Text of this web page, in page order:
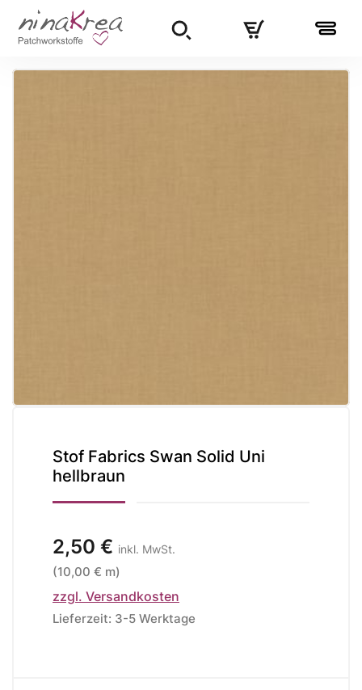
Stof Fabrics Swan Solid Uni
hellbraun
2,50 € inkl. MwSt.
(10,00 € m)
zzgl. Versandkosten
Lieferzeit: 3-5 Werktage